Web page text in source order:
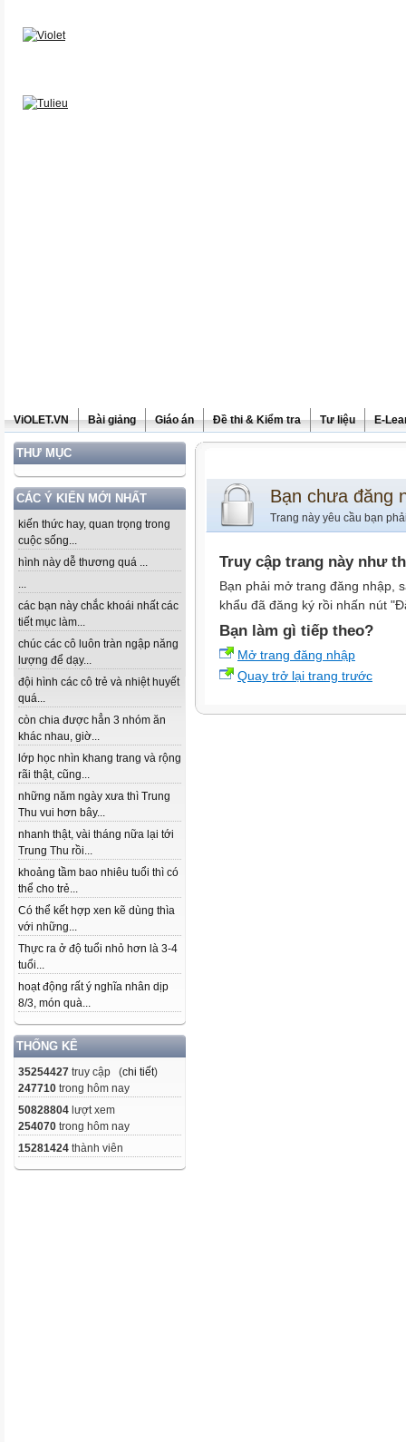
ViOLET.VN Bài giảng Giáo án Đề thi & Kiểm tra Tư liệu E-
THƯ MỤC
CÁC Ý KIẾN MỚI NHẤT
kiến thức hay, quan trọng trong
cuộc sống...
hình này dễ thương quá ...
...
các bạn này chắc khoái nhất các
tiết mục làm...
chúc các cô luôn tràn ngập năng
lượng để dạy...
đội hình các cô trẻ và nhiệt huyết
quá...
còn chia được hẳn 3 nhóm ăn
khác nhau, giờ...
lớp học nhìn khang trang và rộng
rãi thật, cũng...
những năm ngày xưa thì Trung
Thu vui hơn bây...
nhanh thật, vài tháng nữa lại tới
Trung Thu rồi...
khoảng tầm bao nhiêu tuổi thì có
thể cho trẻ...
Có thể kết hợp xen kẽ dùng thìa
với những...
Thực ra ở độ tuổi nhỏ hơn là 3-4
tuổi...
hoạt động rất ý nghĩa nhân dịp
8/3, món quà...
THỐNG KÊ
35254427 truy cập (chi tiết)
247710 trong hôm nay
50828804 lượt xem
254070 trong hôm nay
15281424 thành viên
Bạn chưa đăng
Trang này yêu cầu bạn
Truy cập trang này như
Bạn phải mở trang đăng nhập,
khẩu đã đăng ký rồi nhấn nút
Bạn làm gì tiếp theo?
Mở trang đăng nhập
Quay trở lại trang trước